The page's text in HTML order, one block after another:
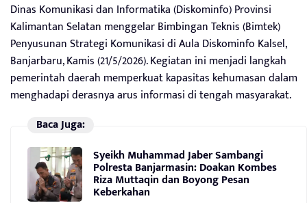
Dinas Komunikasi dan Informatika (Diskominfo) Provinsi
Kalimantan Selatan menggelar Bimbingan Teknis (Bimtek)
Penyusunan Strategi Komunikasi di Aula Diskominfo Kalsel,
Banjarbaru, Kamis (21/5/2026). Kegiatan ini menjadi langkah
pemerintah daerah memperkuat kapasitas kehumasan dalam
menghadapi derasnya arus informasi di tengah masyarakat.
Baca Juga:
Syeikh Muhammad Jaber Sambangi
Polresta Banjarmasin: Doakan Kombes
Riza Muttaqin dan Boyong Pesan
Keberkahan